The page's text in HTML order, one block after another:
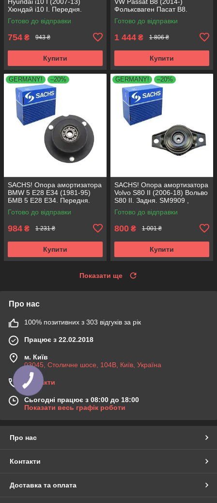
Хюндай i10 I. Передня.
SM5818 , 801063 , KB689.27 ,
VKDA88511
Готово до відправки
754 ₴ 943 ₴
Купити
Фольксваген Пасат B8.
Передня. 803024 , KB657.27 ,
VKDA35167
Готово до відправки
1 444 ₴ 1 806 ₴
Купити
GERMANY! –20%
SACHS! Опора амортизатора
BMW 5 E28 E34 (1981-95)
БМВ 5 Е28 Е34. Передня.
SM1000 , 803151 , KB650.00 ,
VKDC35801
Готово до відправки
984 ₴ 1 231 ₴
Купити
GERMANY! –20%
SACHS! Опора амортизатора
Volvo S80 II (2006-18) Вольво
S80 II. Задня. SM9909 ,
802416 , KB952.10 ,
VKDA40436
Готово до відправки
800 ₴ 1 001 ₴
Купити
Показати ще
Про нас
100% позитивних з 303 відгуків за рік
Працює з 22.02.2018
м. Київ
03045, Столичне шосе, 104B, Київ, Україна
Контакти
Сьогодні працює з 08:00 до 18:00
Показати весь графік роботи
Про нас
Контакти
Доставка та оплата